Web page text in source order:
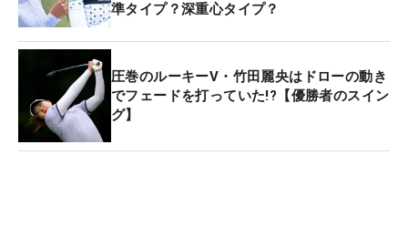
準タイプ？深重心タイプ？
圧巻のルーキーV・竹田麗央はドローの動き
でフェードを打っていた!?【優勝者のスイン
グ】